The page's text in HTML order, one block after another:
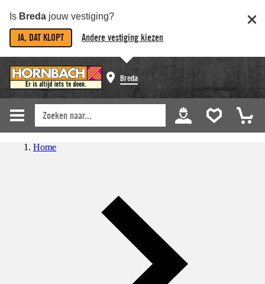
Is Breda jouw vestiging?
JA, DAT KLOPT Andere vestiging kiezen
Breda
Home